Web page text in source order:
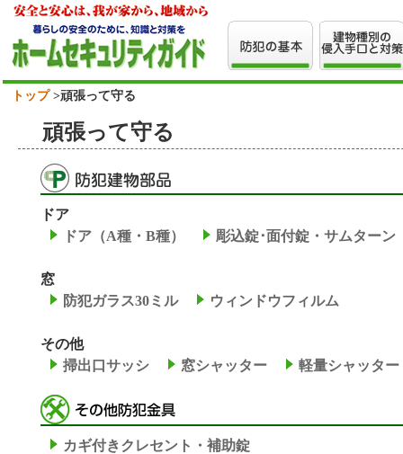
トップ>頑張って守る
頑張って守る
ドア
ドア（A種・B種）
彫込錠･面付錠・サムターン
窓
防犯ガラス30ミル
ウィンドウフィルム
その他
掃出口サッシ
窓シャッター 軽量シャッター
カギ付きクレセント・補助錠